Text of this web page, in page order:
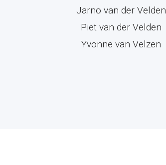
Jarno van der Velden
Piet van der Velden
Yvonne van Velzen